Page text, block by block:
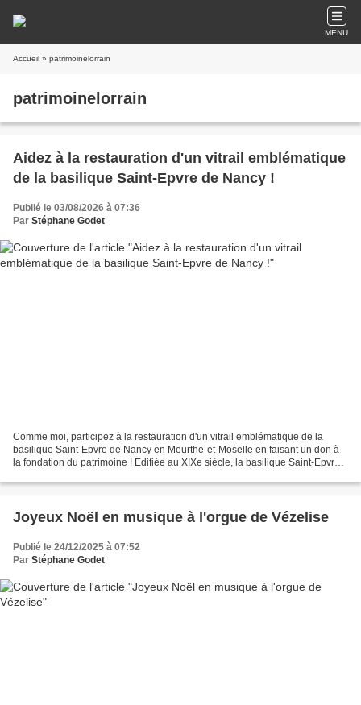
MENU
Accueil » patrimoinelorrain
patrimoinelorrain
Aidez à la restauration d'un vitrail emblématique
de la basilique Saint-Epvre de Nancy !
Publié le 03/08/2026 à 07:36
Par Stéphane Godet
Comme moi, participez à la restauration d'un vitrail emblématique de la
basilique Saint-Epvre de Nancy en Meurthe-et-Moselle en faisant un don à
la fondation du patrimoine ! Edifiée au XIXe siècle, la basilique Saint-Epvre
Joyeux Noël en musique à l'orgue de Vézelise
Publié le 24/12/2025 à 07:52
Par Stéphane Godet